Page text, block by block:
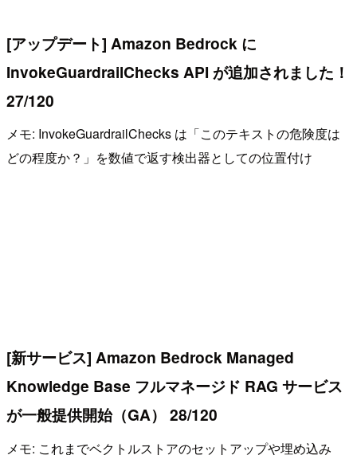
[アップデート] Amazon Bedrock に
InvokeGuardrailChecks API が追加されました！
27/120
メモ: InvokeGuardrailChecks は「このテキストの危険度は
どの程度か？」を数値で返す検出器としての位置付け
[新サービス] Amazon Bedrock Managed
Knowledge Base フルマネージド RAG サービス
が一般提供開始（GA） 28/120
メモ: これまでベクトルストアのセットアップや埋め込み